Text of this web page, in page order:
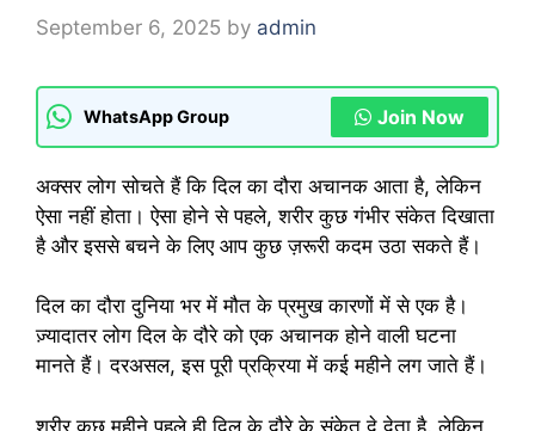
September 6, 2025 by admin
WhatsApp Group Join Now
अक्सर लोग सोचते हैं कि दिल का दौरा अचानक आता है, लेकिन
ऐसा नहीं होता। ऐसा होने से पहले, शरीर कुछ गंभीर संकेत दिखाता
है और इससे बचने के लिए आप कुछ ज़रूरी कदम उठा सकते हैं।
दिल का दौरा दुनिया भर में मौत के प्रमुख कारणों में से एक है।
ज़्यादातर लोग दिल के दौरे को एक अचानक होने वाली घटना
मानते हैं। दरअसल, इस पूरी प्रक्रिया में कई महीने लग जाते हैं।
शरीर कुछ महीने पहले ही दिल के दौरे के संकेत दे देता है, लेकिन